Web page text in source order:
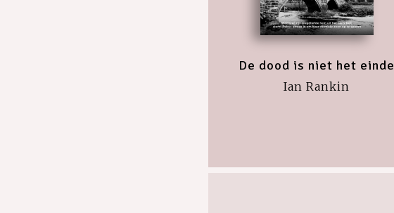
De dood is niet het einde
Ian Rankin